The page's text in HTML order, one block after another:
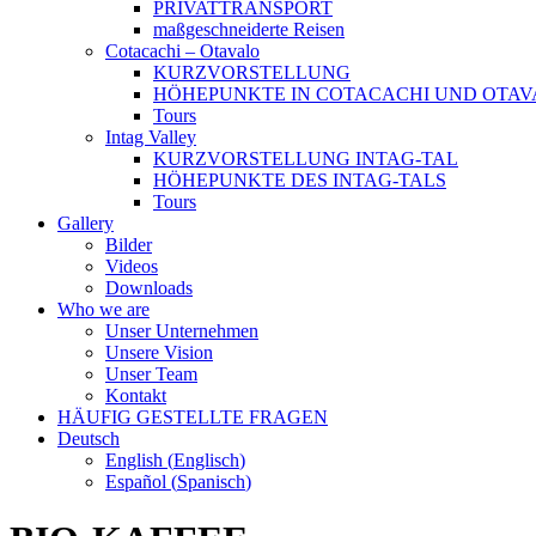
PRIVATTRANSPORT
maßgeschneiderte Reisen
Cotacachi – Otavalo
KURZVORSTELLUNG
HÖHEPUNKTE IN COTACACHI UND
Tours
Intag Valley
KURZVORSTELLUNG INTAG-TAL
HÖHEPUNKTE DES INTAG-TALS
Tours
Gallery
Bilder
Videos
Downloads
Who we are
Unser Unternehmen
Unsere Vision
Unser Team
Kontakt
HÄUFIG GESTELLTE FRAGEN
Deutsch
English (Englisch)
Español (Spanisch)